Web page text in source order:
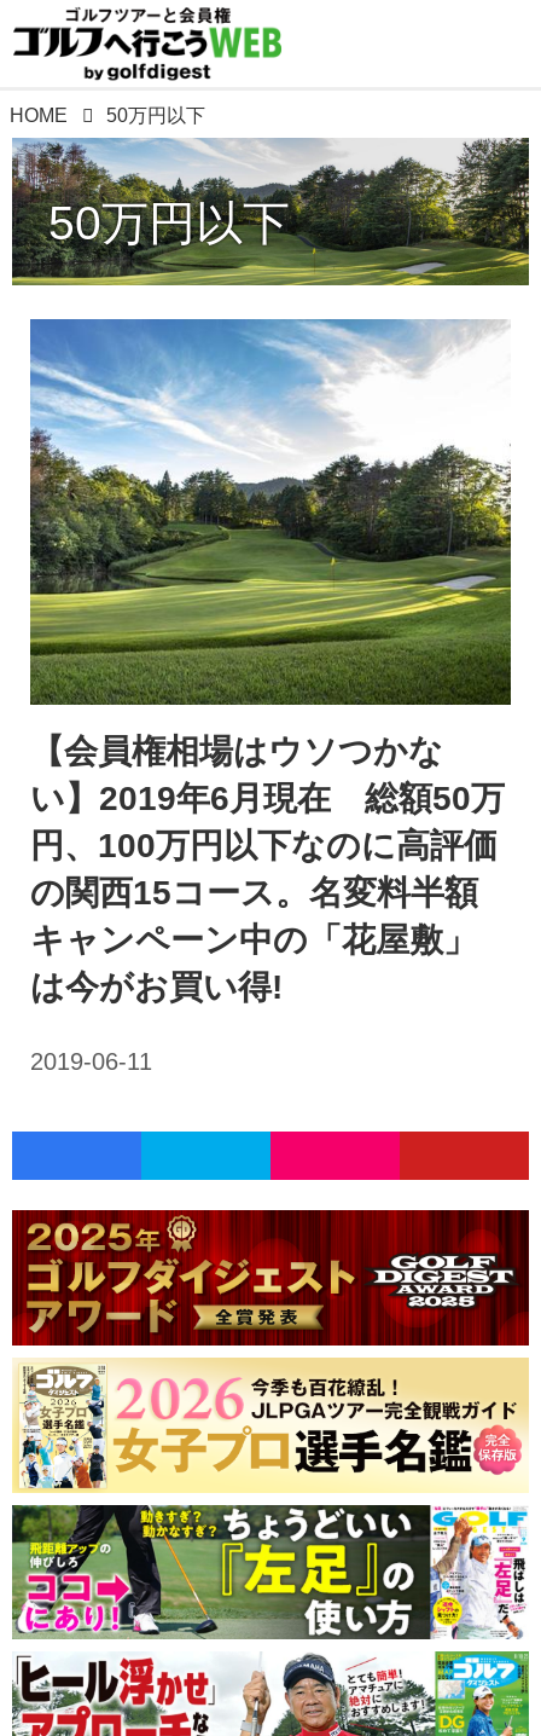
HOME 50万円以下
50万円以下
【会員権相場はウソつかな
い】2019年6月現在 総額50万
円、100万円以下なのに高評価
の関西15コース。名変料半額
キャンペーン中の「花屋敷」
は今がお買い得!